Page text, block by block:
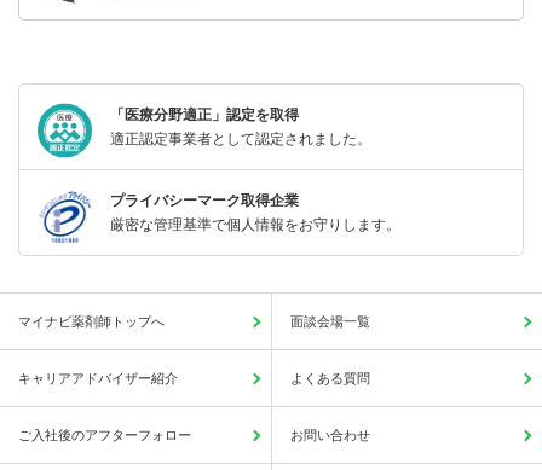
「医療分野適正」認定を取得
適正認定事業者として認定されました。
プライバシーマーク取得企業
厳密な管理基準で個人情報をお守りします。
マイナビ薬剤師トップへ 面談会場一覧
キャリアアドバイザー紹介 よくある質問
ご入社後のアフターフォロー お問い合わせ